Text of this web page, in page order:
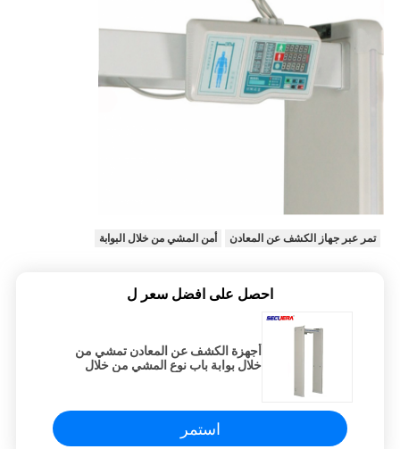
تمر عبر جهاز الكشف عن المعادن أمن المشي من خلال البوابة
احصل على افضل سعر ل
أجهزة الكشف عن المعادن تمشي من
خلال بوابة باب نوع المشي من خلال
استمر